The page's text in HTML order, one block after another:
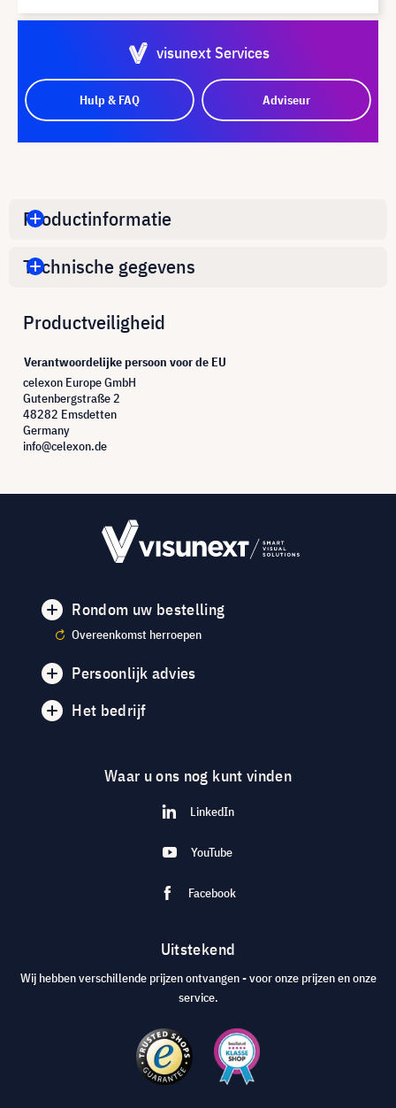
visunext Services
Hulp & FAQ Adviseur
Productinformatie
Technische gegevens
Productveiligheid
Verantwoordelijke persoon voor de EU
celexon Europe GmbH
Gutenbergstraße 2
48282 Emsdetten
Germany
info@celexon.de
Rondom uw bestelling
Overeenkomst herroepen
Persoonlijk advies
Het bedrijf
Waar u ons nog kunt vinden
LinkedIn
YouTube
Facebook
Uitstekend
Wij hebben verschillende prijzen ontvangen - voor onze prijzen en onze
service.